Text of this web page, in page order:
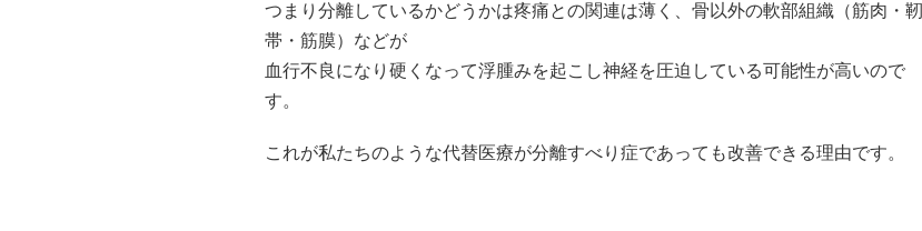
つまり分離しているかどうかは疼痛との関連は薄く、骨以外の軟部組織（筋肉・靭
帯・筋膜）などが
血行不良になり硬くなって浮腫みを起こし神経を圧迫している可能性が高いので
す。
これが私たちのような代替医療が分離すべり症であっても改善できる理由です。